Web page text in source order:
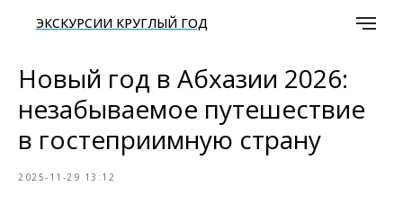
ЭКСКУРСИИ КРУГЛЫЙ ГОД
Новый год в Абхазии 2026:
незабываемое путешествие
в гостеприимную страну
2025-11-29 13:12